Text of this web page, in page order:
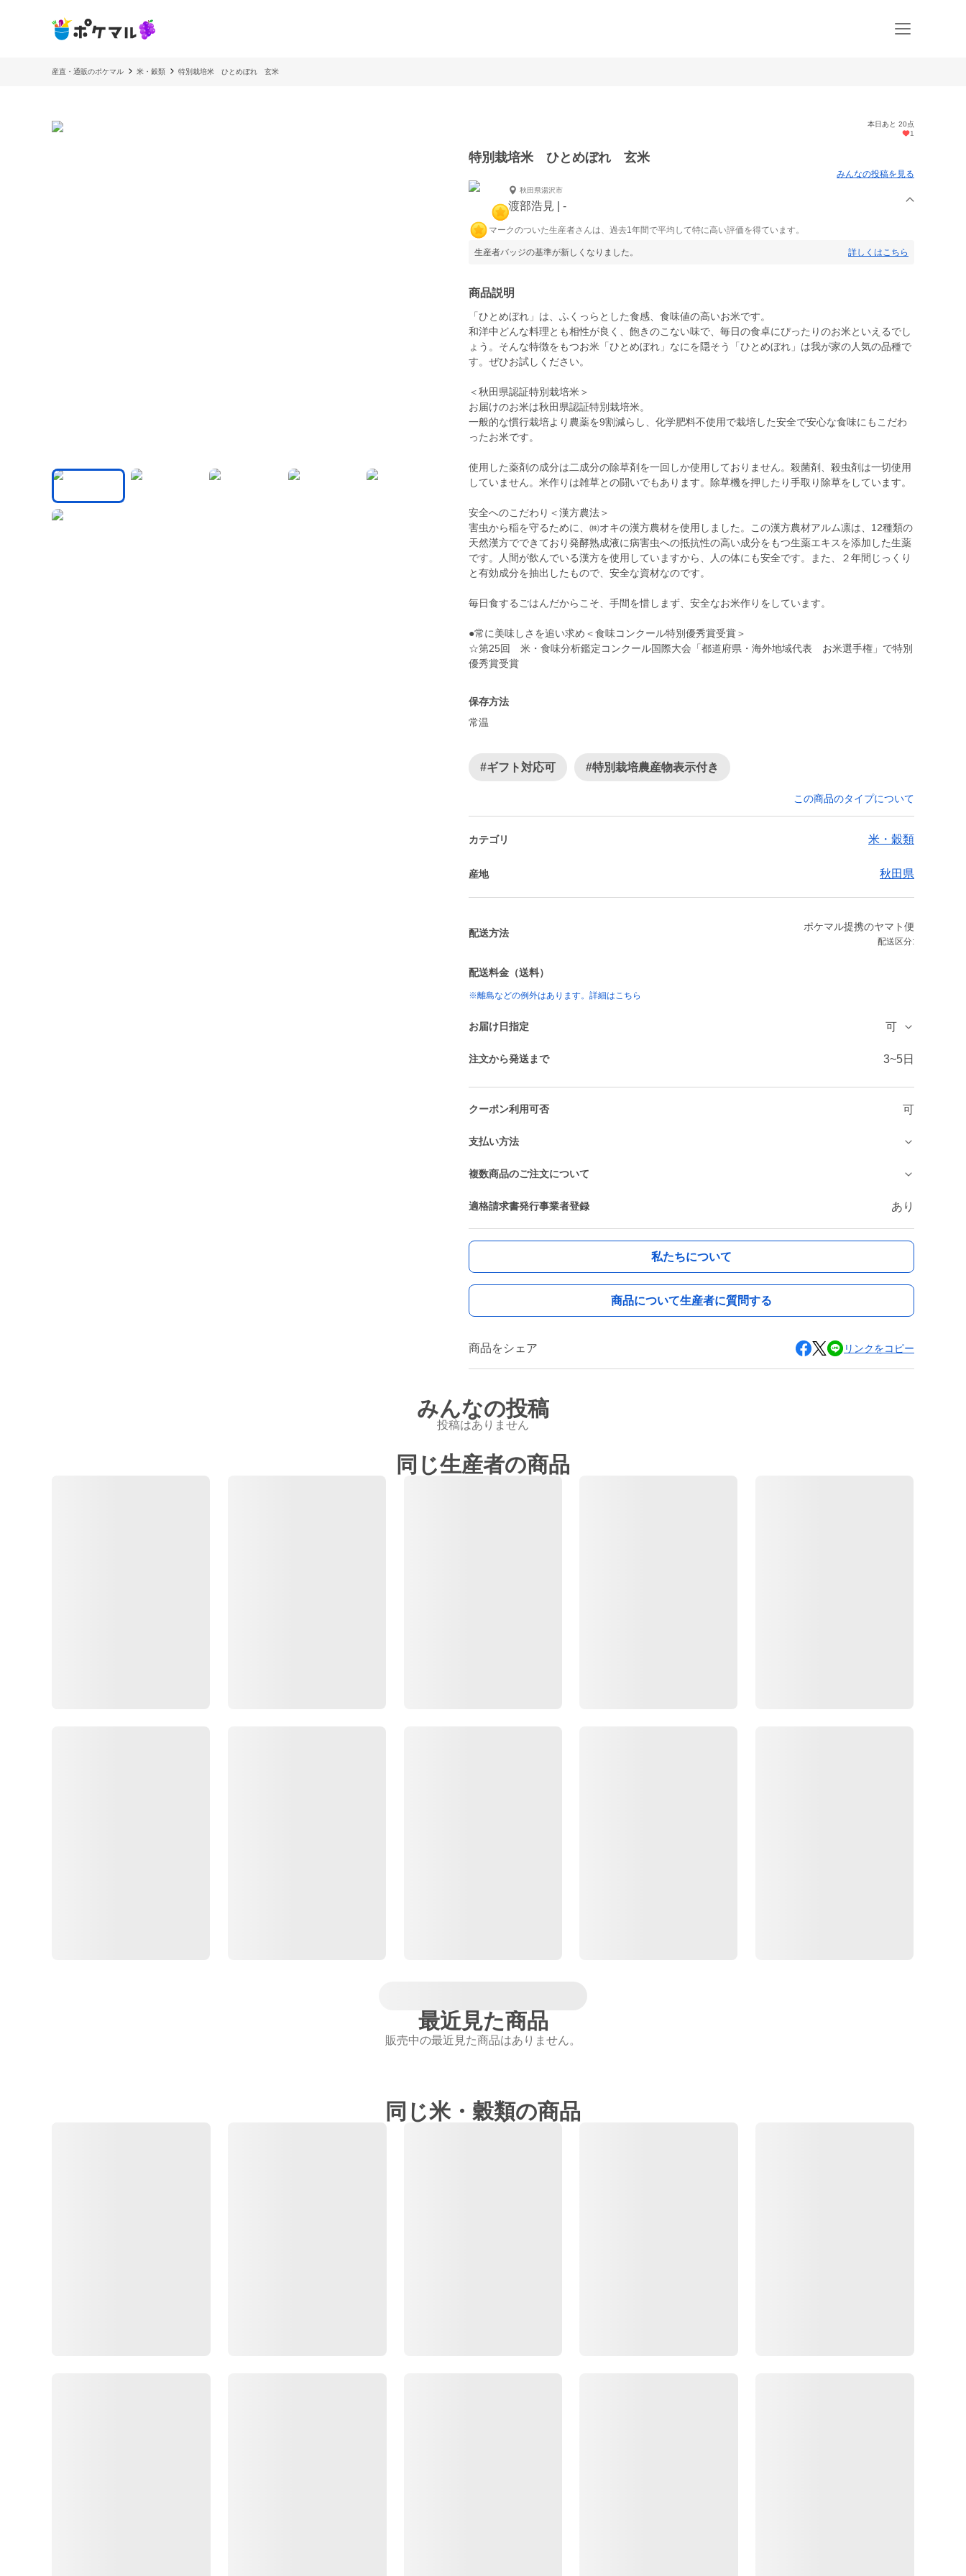
産直・通販のポケマル 米・穀類 特別栽培米 ひとめぼれ 玄米
本日あと 20点
1
特別栽培米 ひとめぼれ 玄米
みんなの投稿を見る
秋田県湯沢市
渡部浩見 | -
マークのついた生産者さんは、過去1年間で平均して特に高い評価を得ています。
生産者バッジの基準が新しくなりました。 詳しくはこちら
商品説明
「ひとめぼれ」は、ふくっらとした食感、食味値の高いお米です。
和洋中どんな料理とも相性が良く、飽きのこない味で、毎日の食卓にぴったりのお米といえるでし
ょう。そんな特徴をもつお米「ひとめぼれ」なにを隠そう「ひとめぼれ」は我が家の人気の品種で
す。ぜひお試しください。
＜秋田県認証特別栽培米＞
お届けのお米は秋田県認証特別栽培米。
一般的な慣行栽培より農薬を9割減らし、化学肥料不使用で栽培した安全で安心な食味にもこだわ
ったお米です。
使用した薬剤の成分は二成分の除草剤を一回しか使用しておりません。殺菌剤、殺虫剤は一切使用
していません。米作りは雑草との闘いでもあります。除草機を押したり手取り除草をしています。
安全へのこだわり＜漢方農法＞
害虫から稲を守るために、㈱オキの漢方農材を使用しました。この漢方農材アルム凛は、12種類の
天然漢方でできており発酵熟成液に病害虫への抵抗性の高い成分をもつ生薬エキスを添加した生薬
です。人間が飲んでいる漢方を使用していますから、人の体にも安全です。また、２年間じっくり
と有効成分を抽出したもので、安全な資材なのです。
毎日食するごはんだからこそ、手間を惜しまず、安全なお米作りをしています。
●常に美味しさを追い求め＜食味コンクール特別優秀賞受賞＞
☆第25回 米・食味分析鑑定コンクール国際大会「都道府県・海外地域代表 お米選手権」で特別
優秀賞受賞
保存方法
常温
#ギフト対応可 #特別栽培農産物表示付き
この商品のタイプについて
カテゴリ 米・穀類
産地 秋田県
配送方法
ポケマル提携のヤマト便
配送区分:
配送料金（送料）
※離島などの例外はあります。詳細はこちら
お届け日指定 可
注文から発送まで 3~5日
クーポン利用可否 可
支払い方法
複数商品のご注文について
適格請求書発行事業者登録 あり
私たちについて
商品について生産者に質問する
商品をシェア リンクをコピー
みんなの投稿
投稿はありません
同じ生産者の商品
最近見た商品
販売中の最近見た商品はありません。
同じ米・穀類の商品